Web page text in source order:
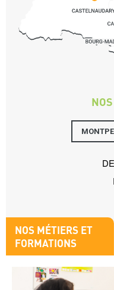
Titre
bloc
NOS MÉTIERS ET
FORMATIONS